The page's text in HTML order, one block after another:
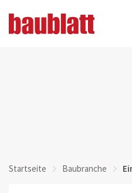
Startseite Baubranche